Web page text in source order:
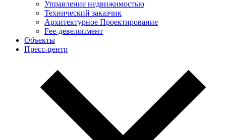
Управление недвижимостью
Технический заказчик
Архитектурное Проектирование
Fee-девелопмент
Объекты
Пресс-центр